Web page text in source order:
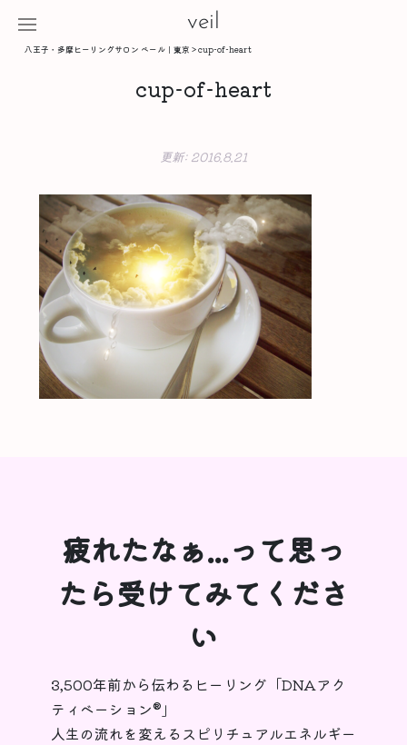
veil
八王子・多摩ヒーリングサロン ベール｜東京 >cup-of-heart
cup-of-heart
更新: 2016.8.21
疲れたなぁ...って思っ
たら受けてみてくださ
い
3,500年前から伝わるヒーリング「DNAアク
ティベーション®︎」
人生の流れを変えるスピリチュアルエネルギー